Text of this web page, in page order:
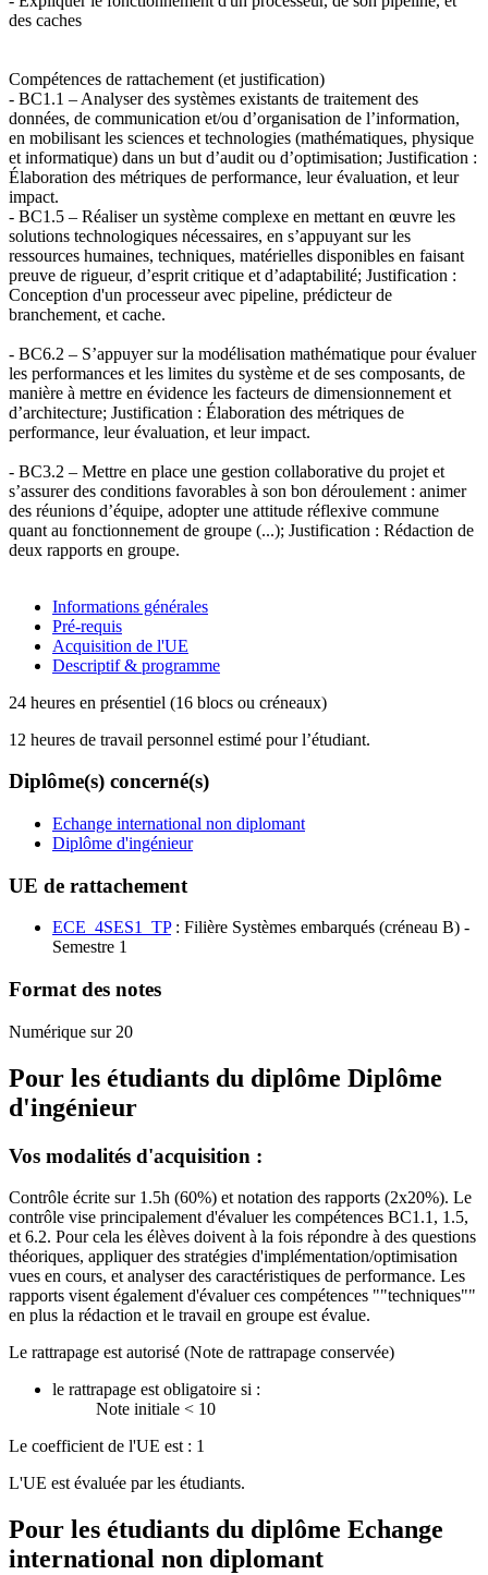
des caches
Compétences de rattachement (et justification)
- BC1.1 – Analyser des systèmes existants de traitement des
données, de communication et/ou d’organisation de l’information,
en mobilisant les sciences et technologies (mathématiques, physique
et informatique) dans un but d’audit ou d’optimisation; Justification :
Élaboration des métriques de performance, leur évaluation, et leur
impact.
- BC1.5 – Réaliser un système complexe en mettant en œuvre les
solutions technologiques nécessaires, en s’appuyant sur les
ressources humaines, techniques, matérielles disponibles en faisant
preuve de rigueur, d’esprit critique et d’adaptabilité; Justification :
Conception d'un processeur avec pipeline, prédicteur de
branchement, et cache.
- BC6.2 – S’appuyer sur la modélisation mathématique pour évaluer
les performances et les limites du système et de ses composants, de
manière à mettre en évidence les facteurs de dimensionnement et
d’architecture; Justification : Élaboration des métriques de
performance, leur évaluation, et leur impact.
- BC3.2 – Mettre en place une gestion collaborative du projet et
s’assurer des conditions favorables à son bon déroulement : animer
des réunions d’équipe, adopter une attitude réflexive commune
quant au fonctionnement de groupe (...); Justification : Rédaction de
deux rapports en groupe.
Informations générales
Pré-requis
Acquisition de l'UE
Descriptif & programme
24 heures en présentiel (16 blocs ou créneaux)
12 heures de travail personnel estimé pour l’étudiant.
Diplôme(s) concerné(s)
Echange international non diplomant
Diplôme d'ingénieur
UE de rattachement
ECE_4SES1_TP: Filière Systèmes embarqués (créneau B) -
Semestre 1
Format des notes
Numérique sur 20
Pour les étudiants du diplôme Diplôme
d'ingénieur
Vos modalités d'acquisition :
Contrôle écrite sur 1.5h (60%) et notation des rapports (2x20%). Le
contrôle vise principalement d'évaluer les compétences BC1.1, 1.5,
et 6.2. Pour cela les élèves doivent à la fois répondre à des questions
théoriques, appliquer des stratégies d'implémentation/optimisation
vues en cours, et analyser des caractéristiques de performance. Les
rapports visent également d'évaluer ces compétences ""techniques""
en plus la rédaction et le travail en groupe est évalue.
Le rattrapage est autorisé (Note de rattrapage conservée)
le rattrapage est obligatoire si :
Note initiale < 10
Le coefficient de l'UE est : 1
L'UE est évaluée par les étudiants.
Pour les étudiants du diplôme Echange
international non diplomant